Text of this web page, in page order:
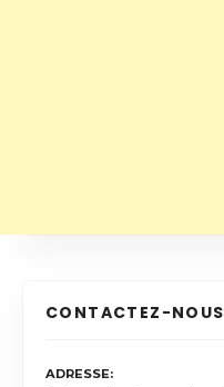
CONTACTEZ-NOUS
ADRESSE